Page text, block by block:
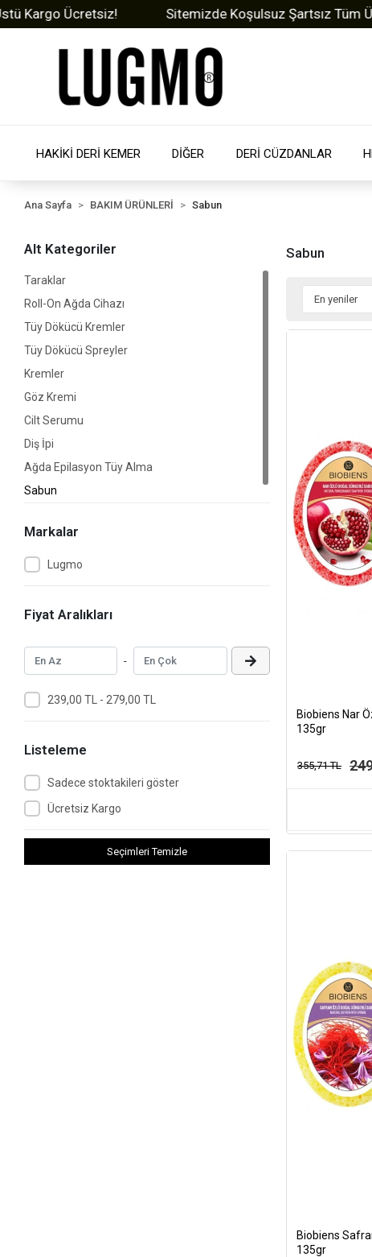
Ücretsiz! Sitemizde Koşulsuz Şartsız Tüm
HAKİKİ DERİ KEMER DİĞER DERİ CÜZDANLAR
Ana Sayfa BAKIM ÜRÜNLERİ Sabun
Alt Kategoriler
Taraklar
Roll-On Ağda Cihazı
Tüy Dökücü Kremler
Tüy Dökücü Spreyler
Kremler
Göz Kremi
Cilt Serumu
Diş İpi
Ağda Epilasyon Tüy Alma
Sabun
Markalar
Lugmo
Fiyat Aralıkları
-
239,00 TL - 279,00 TL
Listeleme
Sadece stoktakileri göster
Ücretsiz Kargo
Seçimleri Temizle
Sabun
Biobiens Nar
135gr
355,71 TL
Biobiens
135gr